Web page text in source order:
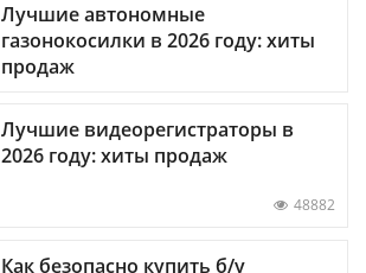
Лучшие автономные
газонокосилки в 2026 году: хиты
продаж
Лучшие видеорегистраторы в
2026 году: хиты продаж
48882
Как безопасно купить б/у